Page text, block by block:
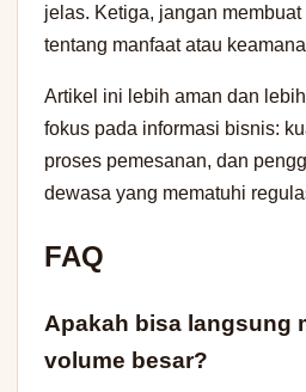
jelas. Ketiga, jangan
tentang manfaat atau
Artikel ini lebih aman dan
fokus pada informasi bisnis:
proses pemesanan, dan
dewasa yang mematuhi
FAQ
Apakah bisa langsung
volume besar?